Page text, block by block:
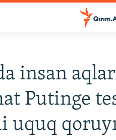
insan
Putinge
uquq